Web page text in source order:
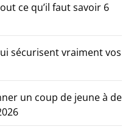
ce qu’il faut savoir 6
sécurisent vraiment vos
un coup de jeune à de